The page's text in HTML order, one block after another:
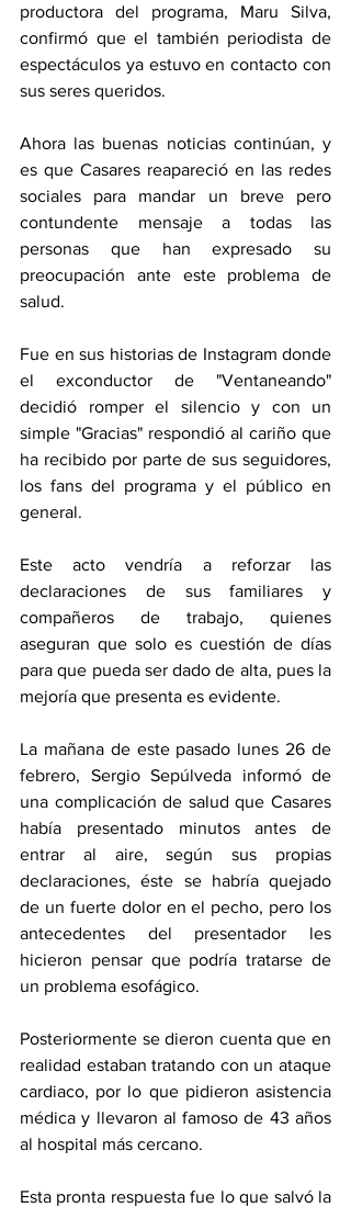
productora del programa, Maru Silva,
confirmó que el también periodista de
espectáculos ya estuvo en contacto con
sus seres queridos.
Ahora las buenas noticias continúan, y
es que Casares reapareció en las redes
sociales para mandar un breve pero
contundente mensaje a todas las
personas que han expresado su
preocupación ante este problema de
salud.
Fue en sus historias de Instagram donde
el exconductor de "Ventaneando"
decidió romper el silencio y con un
simple "Gracias" respondió al cariño que
ha recibido por parte de sus seguidores,
los fans del programa y el público en
general.
Este acto vendría a reforzar las
declaraciones de sus familiares y
compañeros de trabajo, quienes
aseguran que solo es cuestión de días
para que pueda ser dado de alta, pues la
mejoría que presenta es evidente.
La mañana de este pasado lunes 26 de
febrero, Sergio Sepúlveda informó de
una complicación de salud que Casares
había presentado minutos antes de
entrar al aire, según sus propias
declaraciones, éste se habría quejado
de un fuerte dolor en el pecho, pero los
antecedentes del presentador les
hicieron pensar que podría tratarse de
un problema esofágico.
Posteriormente se dieron cuenta que en
realidad estaban tratando con un ataque
cardiaco, por lo que pidieron asistencia
médica y llevaron al famoso de 43 años
al hospital más cercano.
Esta pronta respuesta fue lo que salvó la